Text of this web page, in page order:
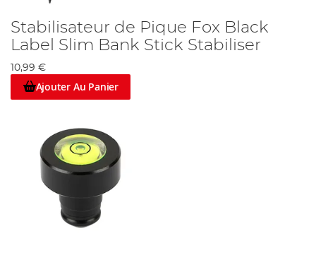
Stabilisateur de Pique Fox Black
Label Slim Bank Stick Stabiliser
10,99 €
Ajouter Au Panier